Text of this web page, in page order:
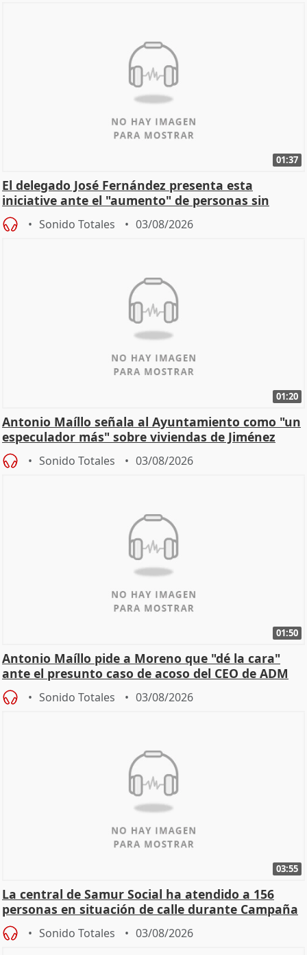
01:37
El delegado José Fernández presenta esta
iniciative ante el "aumento" de personas sin
hogar en Madri
Sonido Totales 03/08/2026
01:20
Antonio Maíllo señala al Ayuntamiento como "un
especulador más" sobre viviendas de Jiménez
Becerril
Sonido Totales 03/08/2026
01:50
Antonio Maíllo pide a Moreno que "dé la cara"
ante el presunto caso de acoso del CEO de ADM
Sonido Totales 03/08/2026
03:55
La central de Samur Social ha atendido a 156
personas en situación de calle durante Campaña
de Calor
Sonido Totales 03/08/2026